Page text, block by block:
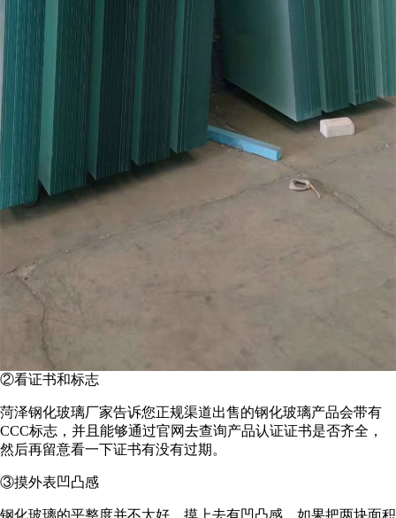
②看证书和标志
菏泽钢化玻璃厂家告诉您正规渠道出售的钢化玻璃产品会带有
CCC标志，并且能够通过官网去查询产品认证证书是否齐全，
然后再留意看一下证书有没有过期。
③摸外表凹凸感